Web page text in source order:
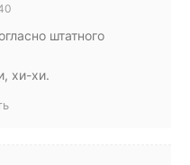
штатного
хи-хи.